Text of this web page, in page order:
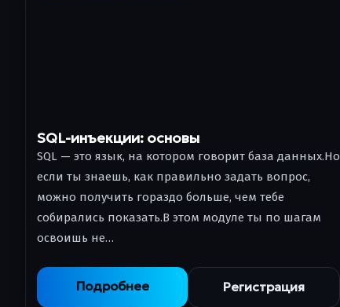
SQL-инъекции: основы
SQL — это язык, на котором говорит база данных.Но
если ты знаешь, как правильно задать вопрос,
можно получить гораздо больше, чем тебе
собирались показать.В этом модуле ты по шагам
освоишь не…
Подробнее Регистрация